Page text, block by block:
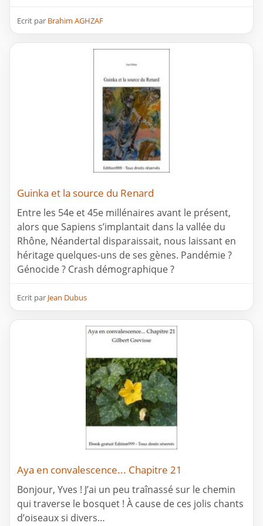
Ecrit par Brahim AGHZAF
Guinka et la source du Renard
Entre les 54e et 45e millénaires avant le présent,
alors que Sapiens s’implantait dans la vallée du
Rhône, Néandertal disparaissait, nous laissant en
héritage quelques-uns de ses gènes. Pandémie ?
Génocide ? Crash démographique ?
Ecrit par Jean Dubus
Aya en convalescence... Chapitre 21
Bonjour, Yves ! J’ai un peu traînassé sur le chemin
qui traverse le bosquet ! À cause de ces jolis chants
d’oiseaux si divers…